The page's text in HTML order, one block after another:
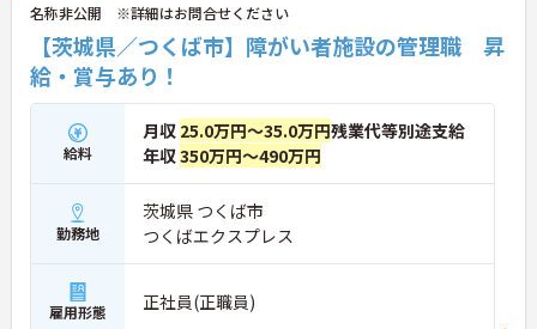
名称非公開 ※詳細はお問合せください
【茨城県／つくば市】障がい者施設の管理職 昇
給・賞与あり！
給料
月収 25.0万円～35.0万円残業代等別途支給
年収350万円～490万円
勤務地
茨城県 つくば市
つくばエクスプレス
雇用形態 正社員(正職員)